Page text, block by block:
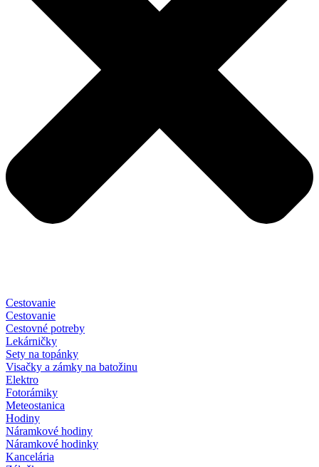
Cestovanie
Cestovanie
Cestovné potreby
Lekárničky
Sety na topánky
Visačky a zámky na batožinu
Elektro
Fotorámiky
Meteostanica
Hodiny
Náramkové hodiny
Náramkové hodinky
Kancelária